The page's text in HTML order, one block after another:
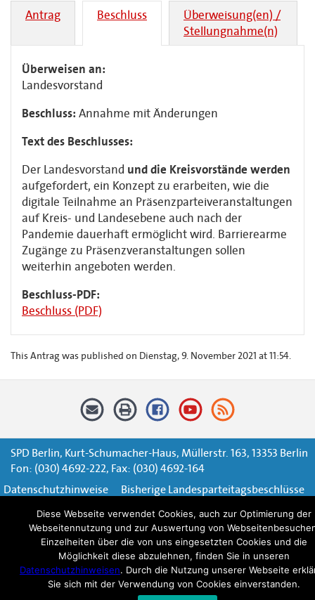
Antrag Beschluss
Überweisung(en) /
Stellungnahme(n)
Überweisen an:
Landesvorstand
Beschluss: Annahme mit Änderungen
Text des Beschlusses:
Der Landesvorstand und die Kreisvorstände werden
aufgefordert, ein Konzeptzu erarbeiten, wie die
digitale Teilnahme an Präsenzparteiveranstaltungen
auf Kreis- und Landesebene auch nach der
Pandemie dauerhaft ermöglicht wird. Barrierearme
Zugänge zu Präsenzveranstaltungen sollen
weiterhin angeboten werden.
Beschluss-PDF:
Beschluss (PDF)
This Antrag was published on Dienstag, 9. November 2021 at 11:54.
SPD Berlin, Kurt-Schumacher-Haus, Müllerstr. 163, 13353 Berlin
Fon: (030) 4692-222, Fax: (030) 4692-164
Datenschutzhinweise
Bisherige Landesparteitagsbeschlüsse
Impressum
Kontaktformular
Diese Webseite verwendet Cookies, auch zur Optimierung der
Webseitennutzung und zur Auswertung von
Einzelheiten über die von uns eingesetzten Cookies und die
Möglichkeit diese abzulehnen, finden Sie in unseren
Datenschutzhinweisen. Durch die Nutzung unserer Webseite
Sie sich mit der Verwendung von Cookies einverstanden.